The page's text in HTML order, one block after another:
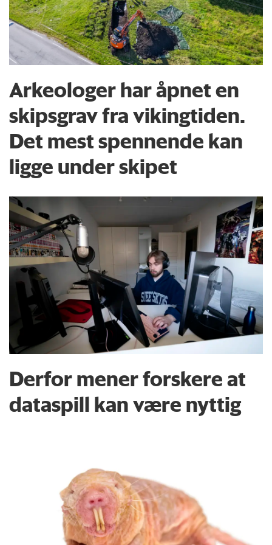
Arkeologer har åpnet en
skipsgrav fra vikingtiden.
Det mest spennende kan
ligge under skipet
Derfor mener forskere at
dataspill kan være nyttig